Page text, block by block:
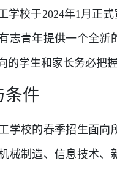
学校于2024年1月正
志青年提供一个全新
的学生和家长务必把握
条件
学校的春季招生面
械制造、信息技术、